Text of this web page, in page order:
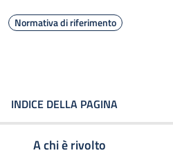
Normativa di riferimento
INDICE DELLA PAGINA
A chi è rivolto